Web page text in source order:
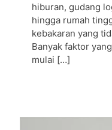
hiburan, gudang
hingga rumah
kebakaran yang
Banyak faktor
mulai […]